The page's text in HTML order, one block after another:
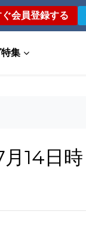
会員登録する
特集
14日時